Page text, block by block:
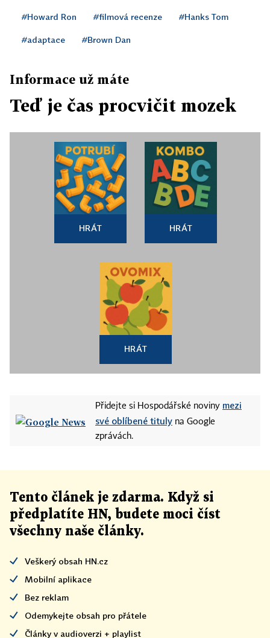
#Howard Ron #filmová recenze #Hanks Tom
#adaptace #Brown Dan
Informace už máte
Teď je čas procvičit mozek
HRÁT HRÁT
HRÁT
Přidejte si Hospodářské noviny mezi
své oblíbené tituly na Google
zprávách.
Tento článek je zdarma. Když si
předplatíte HN, budete moci číst
všechny naše články.
Veškerý obsah HN.cz
Mobilní aplikace
Bez reklam
Odemykejte obsah pro přátele
Články v audioverzi + playlist